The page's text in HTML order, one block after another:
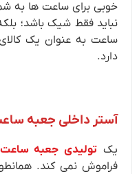
خوبی برای ساعت ها به
نباید فقط شیک باشد؛
ساعت به عنوان یک
دارد.
آستر داخلی جعبه
یک تولیدی جعبه ساعت
فراموش نمی کند.